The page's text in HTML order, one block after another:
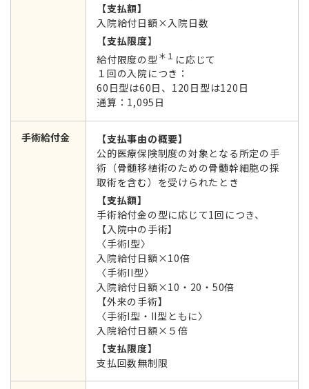
【支払額】
入院給付日額×入院日数
【支払限度】
給付限度の型 ＊１ に応じて
１回の入院につき：
60日型は60日、120日型は120日
通算：1,095日
手術給付金
【支払事由の概要】
公的医療保険制度の対象となる所定の手
術（骨髄移植術のための骨髄幹細胞の採
取術を含む）を受けられたとき
【支払額】
手術給付金の型に応じて1回につき、
【入院中の手術】
〈手術I型〉
入院給付日額×10倍
〈手術II型〉
入院給付日額×10・20・50倍
【外来の手術】
〈手術I型・II型ともに〉
入院給付日額×５倍
【支払限度】
支払回数無制限